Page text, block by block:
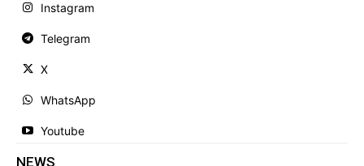
Instagram
Telegram
X
WhatsApp
Youtube
NEWS